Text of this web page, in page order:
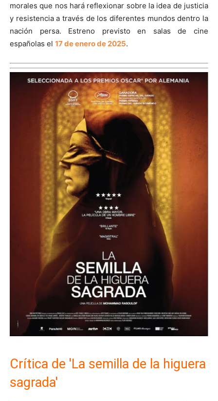
morales que nos hará reflexionar sobre la idea de justicia
y resistencia a través de los diferentes mundos dentro la
nación persa. Estreno previsto en salas de cine
españolas el 17 de enero de 2025.
Crítica de 'La semilla de la higuera
sagrada'